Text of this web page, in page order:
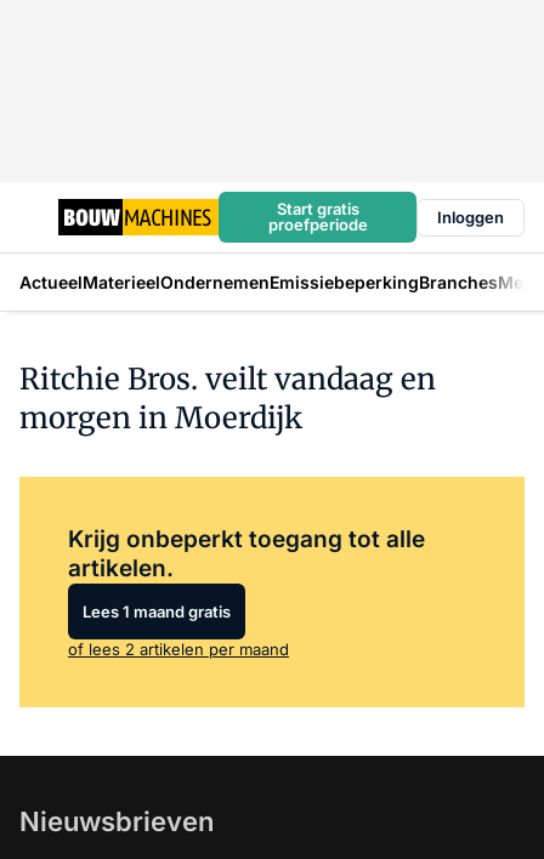
Start gratis
proefperiode
Inloggen
ActueelMaterieelOndernemenEmissiebeperkingBranches
Ritchie Bros. veilt vandaag en
morgen in Moerdijk
Krijg onbeperkt toegang tot alle
artikelen.
Lees 1 maand gratis
of lees 2 artikelen per maand
Nieuwsbrieven